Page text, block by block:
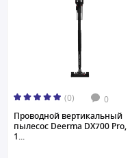
(0) 0
Проводной вертикальный
пылесос Deerma DX700 Pro,
1...